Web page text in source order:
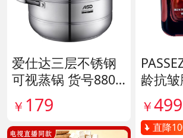
爱仕达三层不锈钢
可视蒸锅 货号8807
￥ 179
龄抗皱
货号
￥499
直降